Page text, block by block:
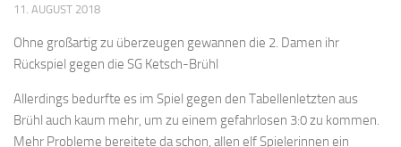
11. AUGUST 2018
Ohne großartig zu überzeugen gewannen die 2. Damen ihr
Rückspiel gegen die SG Ketsch-Brühl
Allerdings bedurfte es im Spiel gegen den Tabellenletzten aus
Brühl auch kaum mehr, um zu einem gefahrlosen 3:0 zu kommen.
Mehr Probleme bereitete da schon, allen elf Spielerinnen ein